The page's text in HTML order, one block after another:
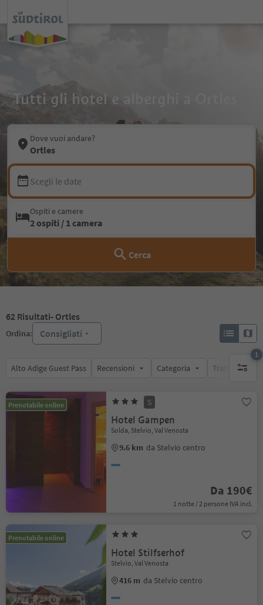
Tutti gli hotel e alberghi a Ortles
Dove vuoi andare?
Ortles
Scegli le date
Ospiti e camere
2 ospiti / 1 camera
Cerca
62 Risultati- Ortles
Ordina: Consigliati
Alto Adige Guest Pass Recensioni Categoria Trattamento
1
1 filtro
Prenotabile online S
Hotel Gampen
Solda, Stelvio, Val Venosta
9.6 km da Stelvio centro
Da 190€
1 notte / 2 persone IVA incl.
Prenotabile online
Hotel Stilfserhof
Stelvio, Val Venosta
416 m da Stelvio centro